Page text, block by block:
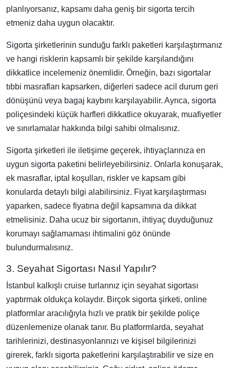
planlıyorsanız, kapsamı daha geniş bir sigorta tercih
etmeniz daha uygun olacaktır.
Sigorta şirketlerinin sunduğu farklı paketleri karşılaştırmanız
ve hangi risklerin kapsamlı bir şekilde karşılandığını
dikkatlice incelemeniz önemlidir. Örneğin, bazı sigortalar
tıbbi masrafları kapsarken, diğerleri sadece acil durum geri
dönüşünü veya bagaj kaybını karşılayabilir. Ayrıca, sigorta
poliçesindeki küçük harfleri dikkatlice okuyarak, muafiyetler
ve sınırlamalar hakkında bilgi sahibi olmalısınız.
Sigorta şirketleri ile iletişime geçerek, ihtiyaçlarınıza en
uygun sigorta paketini belirleyebilirsiniz. Onlarla konuşarak,
ek masraflar, iptal koşulları, riskler ve kapsam gibi
konularda detaylı bilgi alabilirsiniz. Fiyat karşılaştırması
yaparken, sadece fiyatına değil kapsamına da dikkat
etmelisiniz. Daha ucuz bir sigortanın, ihtiyaç duyduğunuz
korumayı sağlamaması ihtimalini göz önünde
bulundurmalısınız.
3. Seyahat Sigortası Nasıl Yapılır?
İstanbul kalkışlı cruise turlarınız için seyahat sigortası
yaptırmak oldukça kolaydır. Birçok sigorta şirketi, online
platformlar aracılığıyla hızlı ve pratik bir şekilde poliçe
düzenlemenize olanak tanır. Bu platformlarda, seyahat
tarihlerinizi, destinasyonlarınızı ve kişisel bilgilerinizi
girerek, farklı sigorta paketlerini karşılaştırabilir ve size en